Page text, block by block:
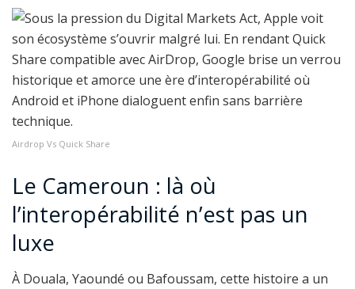
Airdrop Vs Quick Share
Le Cameroun : là où
l’interopérabilité n’est pas un
luxe
À Douala, Yaoundé ou Bafoussam, cette histoire a un